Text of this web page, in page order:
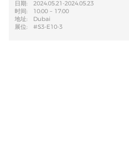
日期:
2024.05.21-2024.05.23
时间:
10:00 – 17:00
地址:
Dubai
展位:
#S3-E10-3